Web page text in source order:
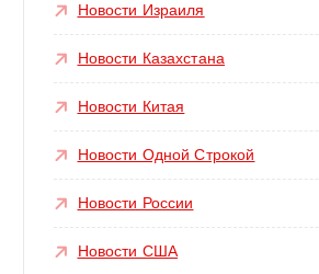
Новости Израиля
Новости Казахстана
Новости Китая
Новости Одной Строкой
Новости России
Новости США